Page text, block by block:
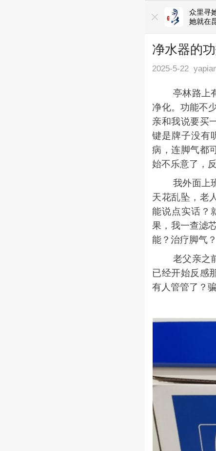
众里寻
她就在
净水器的
2025-5-22
亭林路上有
净化。功能不
亲和我说要买
键是牌子没有
病，连脚气都
始不乐意了，
我外面上班
天花乱坠，老
能说点实话？
果，我一查滤
能？治疗脚气？
老父亲之前
已经开始反感
有人管管了？